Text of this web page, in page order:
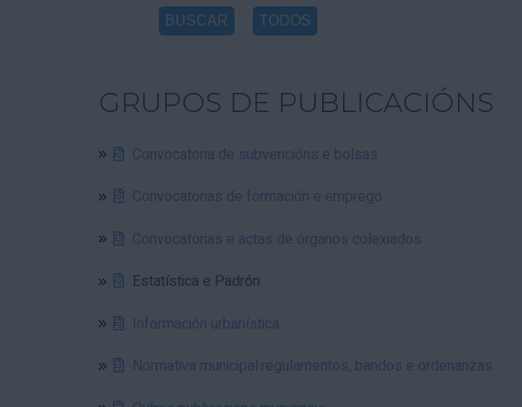
GRUPOS DE PUBLICACIÓNS
Convocatoria de subvencións e bolsas
Convocatorias de formación e emprego
Convocatorias e actas de órganos colexiados
Estatística e Padrón
Información urbanística
Normativa municipal:regulamentos, bandos e ordenanzas